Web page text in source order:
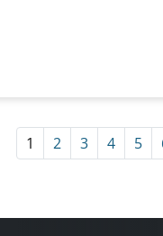
1 2 3 4 5